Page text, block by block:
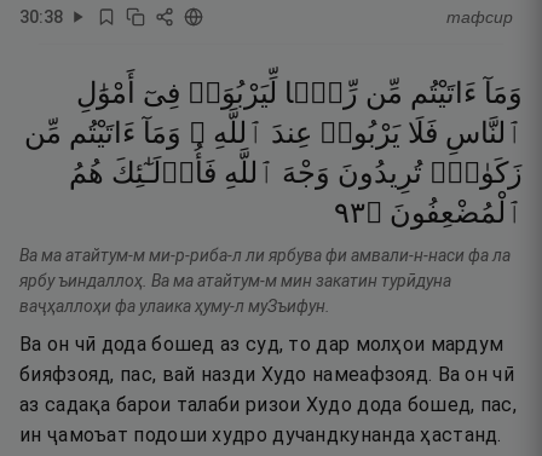
30:38 тафсир
وَمَآ ءَاتَيْتُم مِّن رِّبًۭا لِّيَرْبُوَا۟ فِىٓ
أَمْوَٰلِ
ٱلنَّاسِ فَلَا يَرْبُوا۟ عِندَ ٱللَّهِ ۖ وَمَآ ءَاتَيْتُم مِّن
زَكَوٰةٍۢ تُرِيدُونَ وَجْهَ ٱللَّهِ فَأُو۟لَـٰٓئِكَ هُمُ
ٱلْمُضْعِفُونَ ۝٣٩
Ва ма атайтум-м ми-р-риба-л ли ярбува фи амвали-н-наси фа ла
ярбу ъиндаллоҳ. Ва ма атайтум-м мин закатин турӣдуна
ваҷҳаллоҳи фа улаика ҳуму-л муЗъифун.
Ва он чӣ дода бошед аз суд, то дар молҳои мардум
бияфзояд, пас, вай назди Худо намеафзояд. Ва он чӣ
аз садақа барои талаби ризои Худо дода бошед, пас,
ин ҷамоъат подоши худро дучандкунанда ҳастанд.